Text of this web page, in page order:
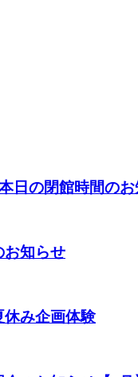
日の閉館時間の
お知らせ
み企画体験